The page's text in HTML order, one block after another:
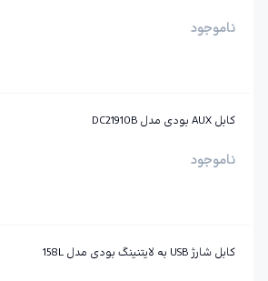
ناموجود
کابل AUX بودی مدل DC21910B
ناموجود
کابل شارژ USB به لایتنینگ بودی مدل 158L